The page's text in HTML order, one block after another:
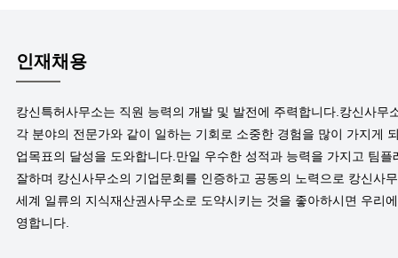
인재채용
캉신특허사무소는 직원 능력의 개발 및 발전에 주력합니다.캉신사무
각 분야의 전문가와 같이 일하는 기회로 소중한 경험을 많이 가지게
업목표의 달성을 도와합니다.만일 우수한 성적과 능력을 가지고 팀플
잘하며 캉신사무소의 기업문회를 인증하고 공동의 노력으로 캉신사
세계 일류의 지식재산권사무소로 도약시키는 것을 좋아하시면 우리
영합니다.